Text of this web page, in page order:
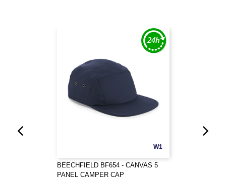
W1
BEECHFIELD BF654 - CANVAS 5
PANEL CAMPER CAP